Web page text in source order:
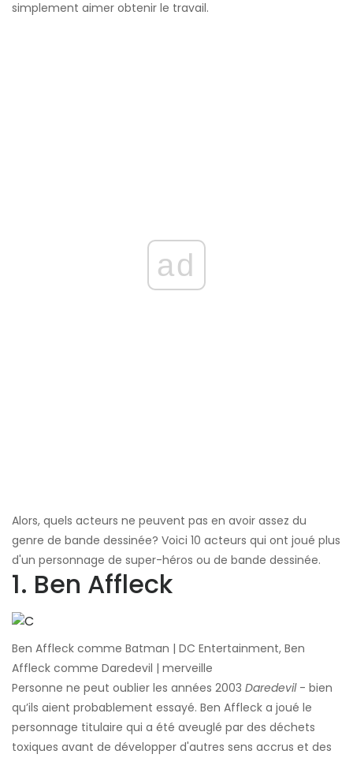
simplement aimer obtenir le travail.
ad
Alors, quels acteurs ne peuvent pas en avoir assez du
genre de bande dessinée? Voici 10 acteurs qui ont joué plus
d'un personnage de super-héros ou de bande dessinée.
1. Ben Affleck
Ben Affleck comme Batman | DC Entertainment, Ben
Affleck comme Daredevil | merveille
Personne ne peut oublier les années 2003 Daredevil- bien
qu’ils aient probablement essayé. Ben Affleck a joué le
personnage titulaire qui a été aveuglé par des déchets
toxiques avant de développer d'autres sens accrus et des